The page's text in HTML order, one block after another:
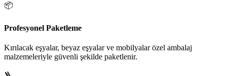
📦
Profesyonel Paketleme
Kırılacak eşyalar, beyaz eşyalar ve mobilyalar özel ambalaj
malzemeleriyle güvenli şekilde paketlenir.